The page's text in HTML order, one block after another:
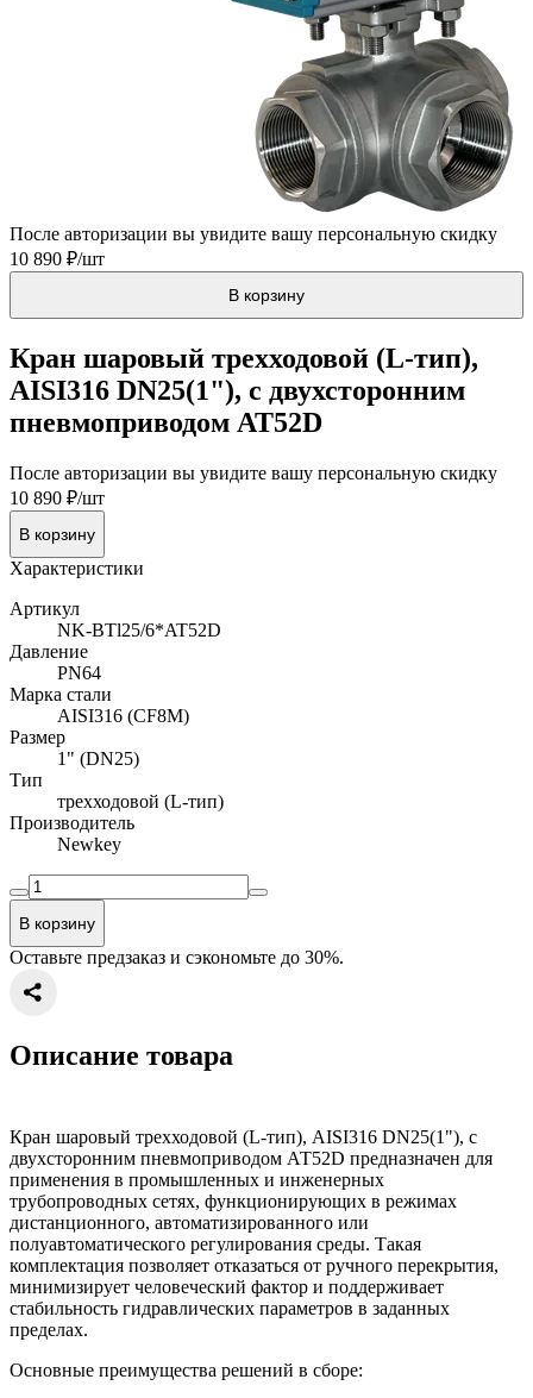
После авторизации вы увидите вашу персональную скидку
10 890 ₽/шт
В корзину
Кран шаровый трехходовой (L-тип),
AISI316 DN25(1"), с двухсторонним
пневмоприводом АТ52D
После авторизации вы увидите вашу персональную скидку
10 890 ₽/шт
В корзину
Характеристики
Артикул
NK-BTl25/6*AT52D
Давление
PN64
Марка стали
AISI316 (CF8M)
Размер
1" (DN25)
Тип
трехходовой (L-тип)
Производитель
Newkey
В корзину
Оставьте предзаказ и сэкономьте до 30%.
Описание товара
Кран шаровый трехходовой (L-тип), AISI316 DN25(1"), с
двухсторонним пневмоприводом АТ52D предназначен для
применения в промышленных и инженерных
трубопроводных сетях, функционирующих в режимах
дистанционного, автоматизированного или
полуавтоматического регулирования среды. Такая
комплектация позволяет отказаться от ручного перекрытия,
минимизирует человеческий фактор и поддерживает
стабильность гидравлических параметров в заданных
пределах.
Основные преимущества решений в сборе: